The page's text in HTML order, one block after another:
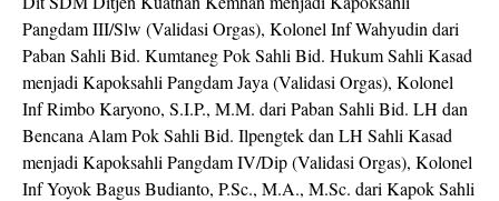
Pangdam III/Slw (Validasi Orgas), Kolonel Inf Wahyudin dari
Paban Sahli Bid. Kumtaneg Pok Sahli Bid. Hukum Sahli Kasad
menjadi Kapoksahli Pangdam Jaya (Validasi Orgas), Kolonel
Inf Rimbo Karyono, S.I.P., M.M. dari Paban Sahli Bid. LH dan
Bencana Alam Pok Sahli Bid. Ilpengtek dan LH Sahli Kasad
menjadi Kapoksahli Pangdam IV/Dip (Validasi Orgas), Kolonel
Inf Yoyok Bagus Budianto, P.Sc., M.A., M.Sc. dari Kapok Sahli